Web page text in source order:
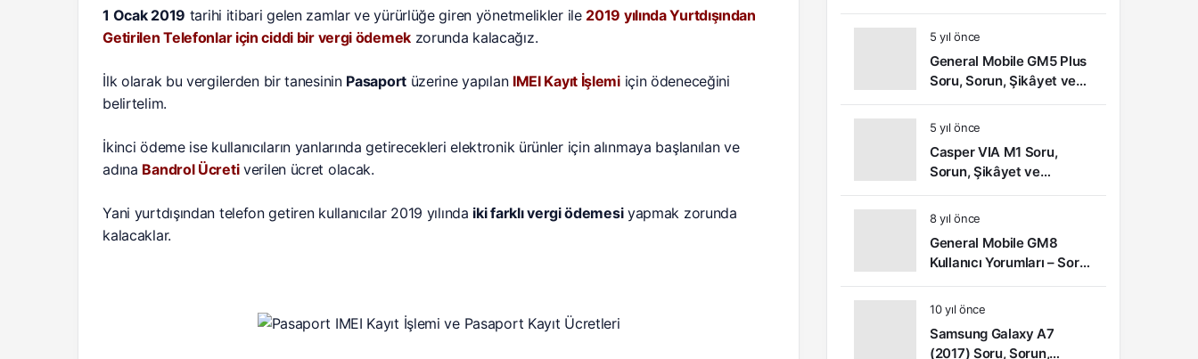
1 Ocak 2019 tarihi itibari gelen zamlar ve yürürlüğe giren yönetmelikler ile 2019 yılında Yurtdışından
Getirilen Telefonlar için ciddi bir vergi ödemekzorunda kalacağız.
İlk olarak bu vergilerden bir tanesinin Pasaportüzerine yapılan IMEI Kayıt İşlemi için ödeneceğini
belirtelim.
İkinci ödeme ise kullanıcıların yanlarında getirecekleri elektronik ürünler için alınmaya başlanılan ve
adına Bandrol Ücretiverilen ücret olacak.
Yani yurtdışından telefon getiren kullanıcılar 2019 yılında iki farklı vergi ödemesiyapmak zorunda
kalacaklar.
Kayıt – IMEI Kayıt
İşlemleri ve Sıkça Sorulan
Sorular
5 yıl önce
General Mobile GM5 Plus
Soru, Sorun, Şikâyet ve
Kullanıcı Yorumları
5 yıl önce
Casper VIA M1 Soru,
Sorun, Şikâyet ve
Kullanıcı Yorumları
8 yıl önce
General Mobile GM8
Kullanıcı Yorumları – Soru,
Sorun ve Şikâyetler
10 yıl önce
Samsung Galaxy A7
(2017) Soru, Sorun,